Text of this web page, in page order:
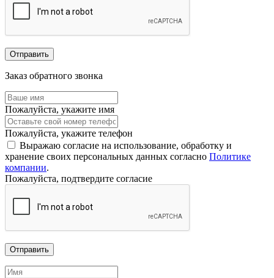
Отправить
Заказ обратного звонка
Пожалуйста, укажите имя
Пожалуйста, укажите телефон
Выражаю согласие на использование, обработку и
хранение своих персональных данных согласно Политике
компании.
Пожалуйста, подтвердите согласие
Отправить